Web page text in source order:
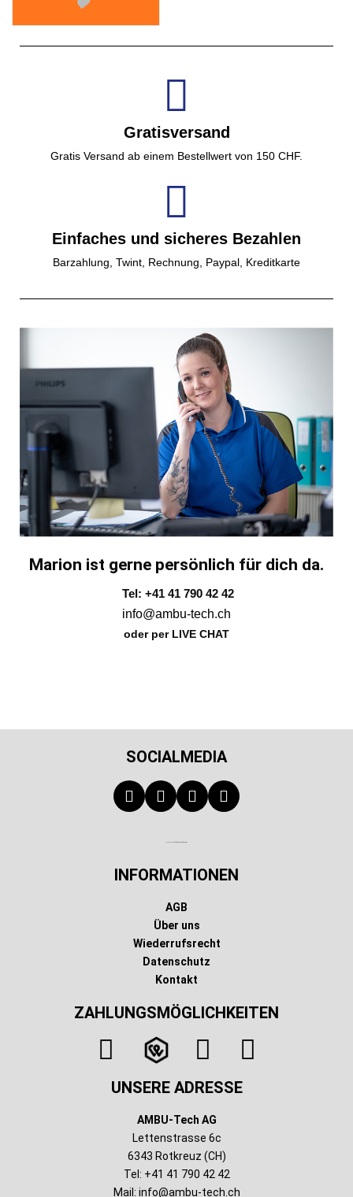
Gratisversand
Gratis Versand ab einem Bestellwert von 150 CHF.
Einfaches und sicheres Bezahlen
Barzahlung, Twint, Rechnung, Paypal, Kreditkarte
Marion ist gerne persönlich für dich da.
Tel: +41 41 790 42 42
info@ambu-tech.ch
oder per LIVE CHAT
SOCIALMEDIA
INFORMATIONEN
AGB
Über uns
Wiederrufsrecht
Datenschutz
Kontakt
ZAHLUNGSMÖGLICHKEITEN
UNSERE ADRESSE
AMBU-Tech AG
Lettenstrasse 6c
6343 Rotkreuz (CH)
Tel: +41 41 790 42 42
Mail: info@ambu-tech.ch